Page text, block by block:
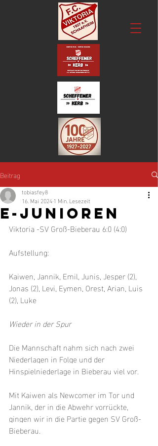
Beitrag
E-Junioren
tobiasfey8
16. Mai 20241 Min. Lesezeit
Viktoria -SV Groß-Bieberau 6:0 (4:0)
Aufstellung:
Kaiwen, Jannik, Emil, Junis, Jesper (2),
Jonas (2), Levi, Eymen, Orest, Arian, Luis
(2), Luke
Wieder in der Spur
Die Mannschaft nahm sich nach zwei
Niederlagen in Folge und der
Hinspielniederlage in Bieberau viel vor.
Mit Kaiwen als Newcomer im Tor und
Jannik, der in die Abwehr vorrückte,
gingen wir in die Partie gegen SV Groß-
Bieberau.